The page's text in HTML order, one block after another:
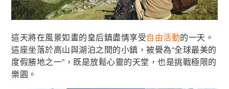
這天將在風景如畫的皇后鎮盡情享受自由活動的一天。
這座坐落於高山與湖泊之間的小鎮，被譽為“全球最美的
度假勝地之一”，既是放鬆心靈的天堂，也是挑戰極限的
樂園。